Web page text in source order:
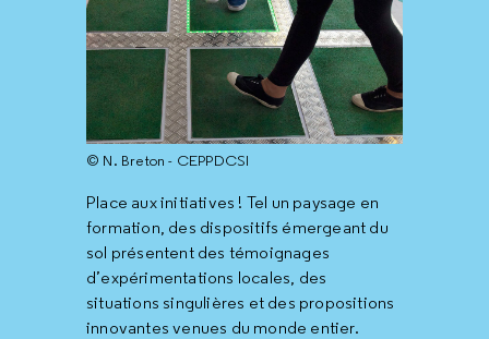
© N. Breton - CEPPDCSI
Place aux initiatives ! Tel un paysage en
formation, des dispositifs émergeant du
sol présentent des témoignages
d’expérimentations locales, des
situations singulières et des propositions
innovantes venues du monde entier.